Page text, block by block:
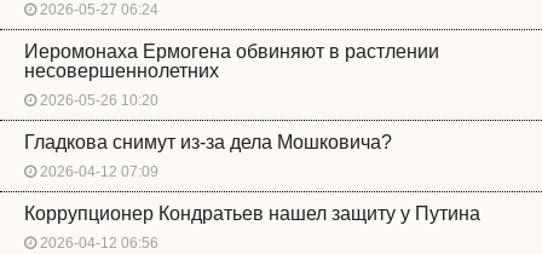
2026-05-27 06:24
Иеромонаха Ермогена обвиняют в растлении
несовершеннолетних
2026-05-26 10:20
Гладкова снимут из-за дела Мошковича?
2026-04-12 07:09
Коррупционер Кондратьев нашел защиту у Путина
2026-04-12 06:56